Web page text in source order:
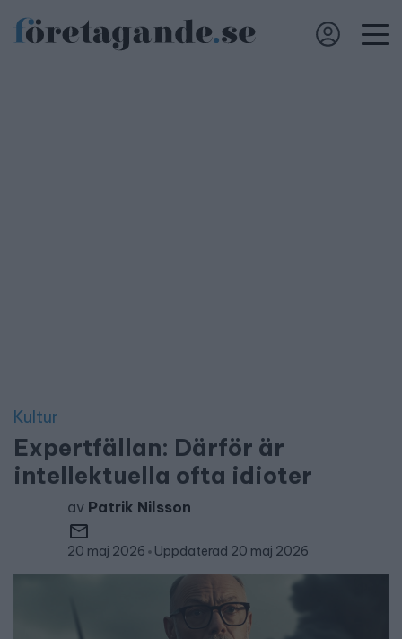
Kultur
Expertfällan: Därför är
intellektuella ofta idioter
av Patrik Nilsson
20 maj 2026 Uppdaterad 20 maj 2026